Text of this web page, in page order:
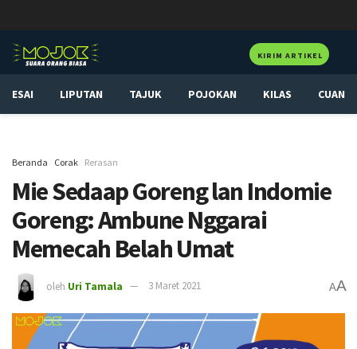
KIRIM ARTIKEL
ESAI LIPUTAN TAJUK POJOKAN KILAS CUAN
Beranda Corak Rerasan
Mie Sedaap Goreng lan Indomie
Goreng: Ambune Nggarai
Memecah Belah Umat
oleh Uri Tamala 3 Maret 2021 AA